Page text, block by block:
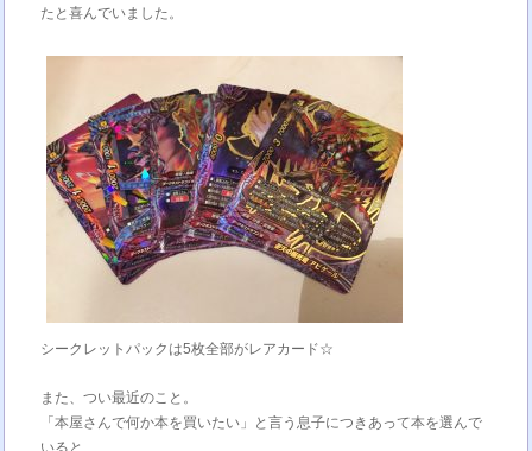
たと喜んでいました。
シークレットパックは5枚全部がレアカード☆
また、つい最近のこと。
「本屋さんで何か本を買いたい」と言う息子につきあって本を選んで
いると、